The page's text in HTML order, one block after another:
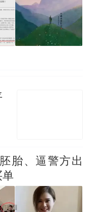
胎、逼警方出